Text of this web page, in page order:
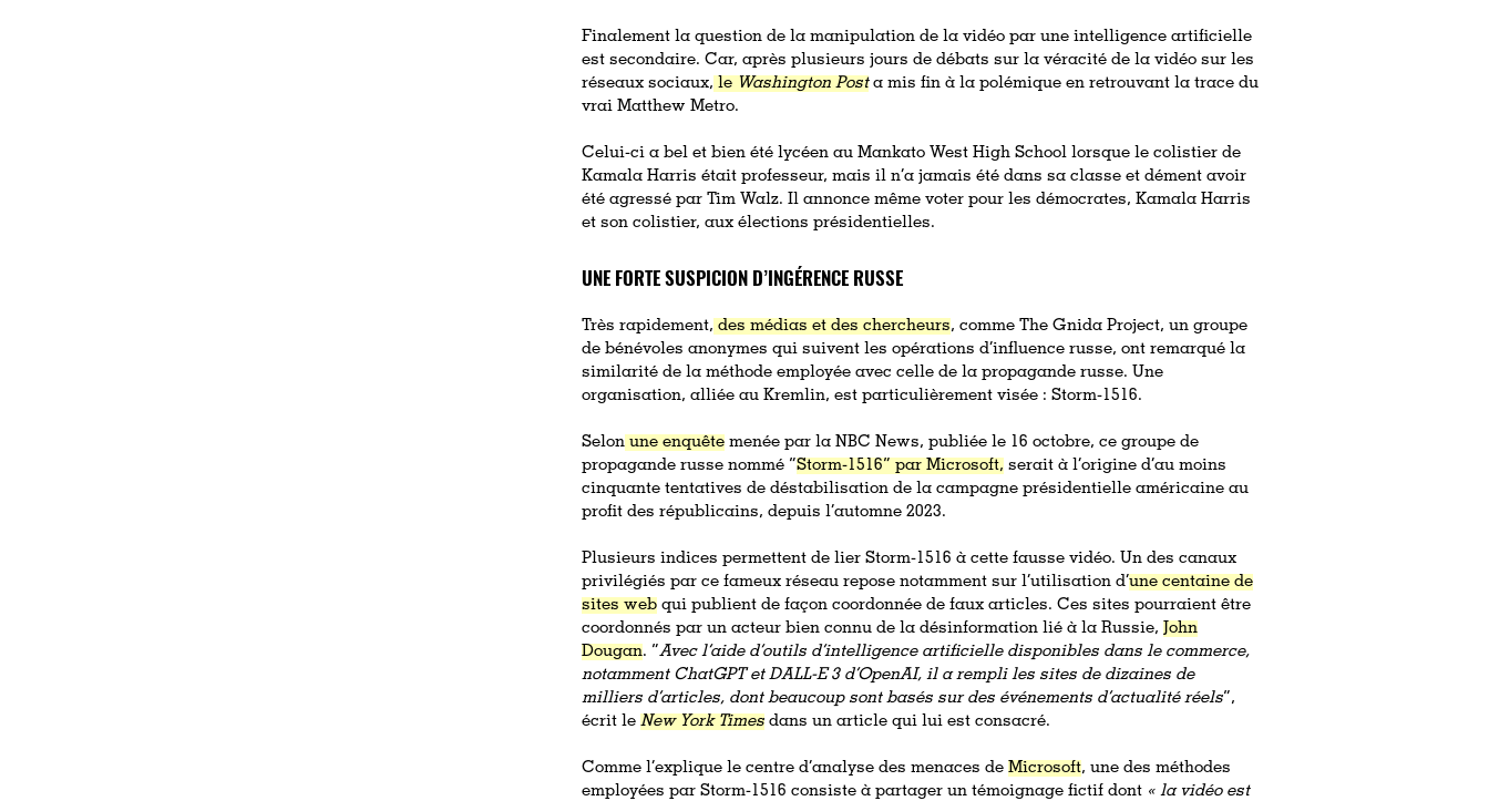
Finalement la question de la manipulation de la vidéo par une intelligence artificielle
est secondaire. Car, après plusieurs jours de débats sur la véracité de la vidéo sur les
réseaux sociaux, le Washington Posta mis fin à la polémique en retrouvant la trace du
vrai Matthew Metro.
Celui-ci a bel et bien été lycéen au Mankato West High School lorsque le colistier de
Kamala Harris était professeur, mais il n’a jamais été dans sa classe et dément avoir
été agressé par Tim Walz. Il annonce même voter pour les démocrates, Kamala Harris
et son colistier, aux élections présidentielles.
UNE FORTE SUSPICION D’INGÉRENCE RUSSE
Très rapidement, des médias et des chercheurs, comme The Gnida Project, un groupe
de bénévoles anonymes qui suivent les opérations d’influence russe, ont remarqué la
similarité de la méthode employée avec celle de la propagande russe. Une
organisation, alliée au Kremlin, est particulièrement visée : Storm-1516.
Selon une enquête menée par la NBC News, publiée le 16 octobre, ce groupe de
propagande russe nommé “Storm-1516” par Microsoft, serait à l’origine d’au moins
cinquante tentatives de déstabilisation de la campagne présidentielle américaine au
profit des républicains, depuis l’automne 2023.
Plusieurs indices permettent de lier Storm-1516 à cette fausse vidéo. Un des canaux
privilégiés par ce fameux réseau repose notamment sur l’utilisation d’une centaine de
sites web qui publient de façon coordonnée de faux articles. Ces sites pourraient être
coordonnés par un acteur bien connu de la désinformation lié à la Russie,
John
Dougan. “Avec l’aide d’outils d’intelligence artificielle disponibles dans le commerce,
notamment ChatGPT et DALL-E 3 d’OpenAI, il a rempli les sites de dizaines de
milliers d’articles, dont beaucoup sont basés sur des événements d’actualité réels”,
écrit leNew York Times dans un article qui lui est consacré.
Comme l’explique le centre d’analyse des menaces deMicrosoft, une des méthodes
employées par Storm-1516 consiste à partager un témoignage fictif dont « la vidéo est